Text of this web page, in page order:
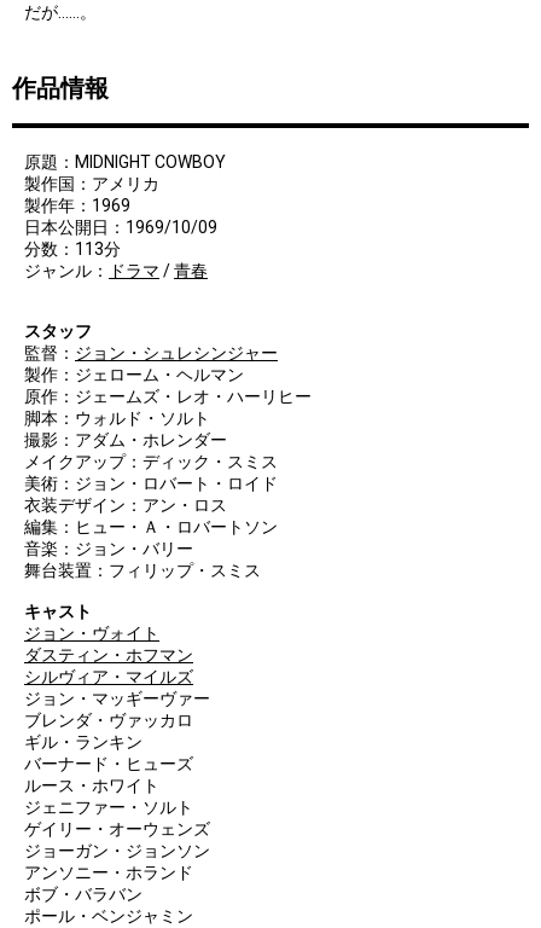
だが……。
作品情報
原題：MIDNIGHT COWBOY
製作国：アメリカ
製作年：1969
日本公開日：1969/10/09
分数：113分
ジャンル：
ドラマ /青春
スタッフ
監督： ジョン・シュレシンジャー
製作：ジェローム・ヘルマン
原作：ジェームズ・レオ・ハーリヒー
脚本：ウォルド・ソルト
撮影：アダム・ホレンダー
メイクアップ：ディック・スミス
美術：ジョン・ロバート・ロイド
衣装デザイン：アン・ロス
編集：ヒュー・Ａ・ロバートソン
音楽：ジョン・バリー
舞台装置：フィリップ・スミス
キャスト
ジョン・ヴォイト
ダスティン・ホフマン
シルヴィア・マイルズ
ジョン・マッギーヴァー
ブレンダ・ヴァッカロ
ギル・ランキン
バーナード・ヒューズ
ルース・ホワイト
ジェニファー・ソルト
ゲイリー・オーウェンズ
ジョーガン・ジョンソン
アンソニー・ホランド
ボブ・バラバン
ポール・ベンジャミン